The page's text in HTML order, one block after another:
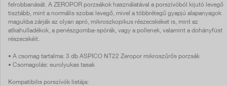
felrobbanását. A ZEROPOR porzsákok használatával a porszívóból kijutó levegő
tisztább, mint a normális szobai levegő, mivel a többrétegű gyapjú alapanyagok
magukba zárják az olyan apró, mikroszkopikus részecskéket is, mint az
atkahulladékok, a penészgomba-spórák, vagy a pollenek, valamint a dohányfüst
részecskéit.
• A csomag tartalma: 3 db ASPICO NT22 Zeropor mikroszűrős porzsák
• Csomagolás: eurolyukas tasak
Kompatibilis porszívók listája: